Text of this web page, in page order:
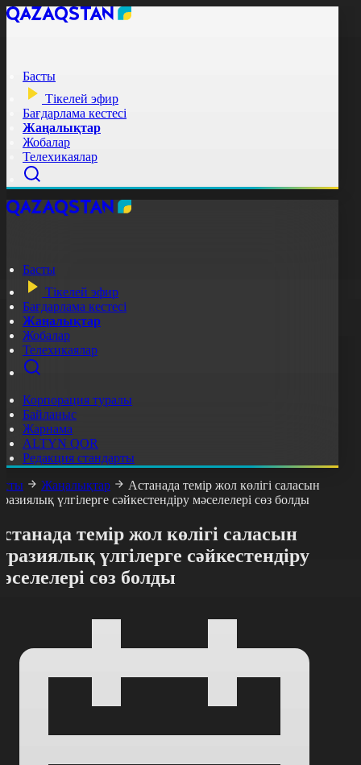
Басты
Тікелей эфир
Бағдарлама кестесі
Жаңалықтар
Жобалар
Телехикаялар
Басты
Тікелей эфир
Бағдарлама кестесі
Жаңалықтар
Жобалар
Телехикаялар
Корпорация туралы
Байланыс
Жарнама
ALTYN QOR
Редакция стандарты
Жаңалықтар
Астанада темір жол көлігі саласын
үлгілерге сәйкестендіру мәселелері сөз болды
темір жол көлігі саласын
үлгілерге сәйкестендіру
сөз болды